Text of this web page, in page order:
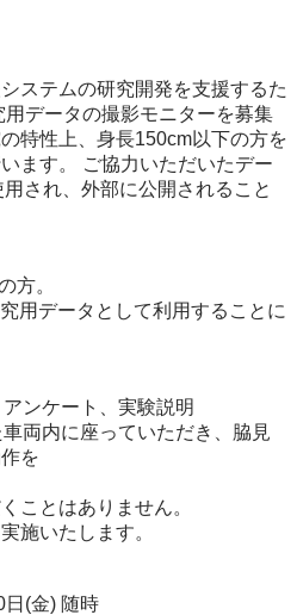
ステムの研究開発を支援するた
データの撮影モニターを募集
特性上、身長150cm以下の方を
ます。 ご協力いただいたデー
され、外部に公開されること
方。
用データとして利用することに
ンケート、実験説明
両内に座っていただき、脇見
を
とはありません。
施いたします。
日(金) 随時